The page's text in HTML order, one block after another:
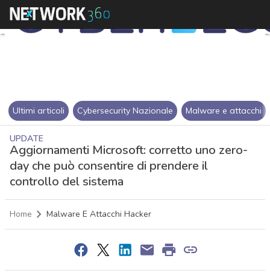
Ultimi articoli Cybersecurity Nazionale Malware e attacchi
UPDATE
Aggiornamenti Microsoft: corretto uno zero-
day che può consentire di prendere il
controllo del sistema
Home Malware E Attacchi Hacker